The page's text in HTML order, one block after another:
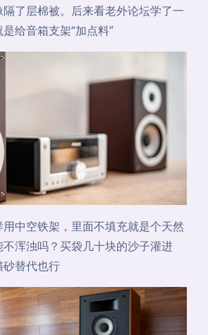
了层棉被。后来看老外论坛学了一
给音箱支架“加点料”
中空铁架，里面不填充就是个天然
浑浊吗？买袋几十块的沙子灌进
替代也行